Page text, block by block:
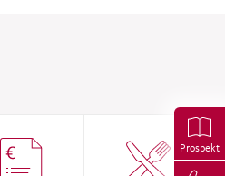
Prospekt